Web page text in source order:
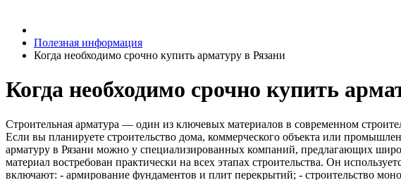
Полезная информация
Когда необходимо срочно купить арматуру в Рязани
Когда необходимо срочно купить
Строительная арматура — один из ключевых материалов в современном
Если вы планируете строительство дома, коммерческого объекта или
арматуру в Рязани можно у специализированных компаний, предлагающих
материал востребован практически на всех этапах строительства. Он
включают: - армирование фундаментов и плит перекрытий; - строительство